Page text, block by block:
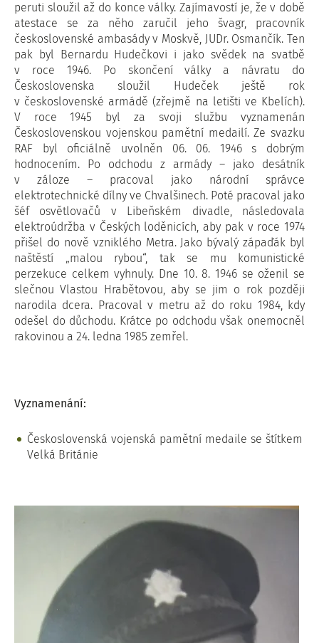
peruti sloužil až do konce války. Zajímavostí je, že v době
atestace se za něho zaručil jeho švagr, pracovník
československé ambasády v Moskvě, JUDr. Osmančík. Ten
pak byl Bernardu Hudečkovi i jako svědek na svatbě
v roce 1946. Po skončení války a návratu do
Československa sloužil Hudeček ještě rok
v československé armádě (zřejmě na letišti ve Kbelích).
V roce 1945 byl za svoji službu vyznamenán
Československou vojenskou pamětní medailí. Ze svazku
RAF byl oficiálně uvolněn 06. 06. 1946 s dobrým
hodnocením. Po odchodu z armády – jako desátník
v záloze – pracoval jako národní správce
elektrotechnické dílny ve Chvalšinech. Poté pracoval jako
šéf osvětlovačů v Libeňském divadle, následovala
elektroúdržba v Českých loděnicích, aby pak v roce 1974
přišel do nově vzniklého Metra. Jako bývalý zápaďák byl
naštěstí „malou rybou“, tak se mu komunistické
perzekuce celkem vyhnuly. Dne 10. 8. 1946 se oženil se
slečnou Vlastou Hrabětovou, aby se jim o rok později
narodila dcera. Pracoval v metru až do roku 1984, kdy
odešel do důchodu. Krátce po odchodu však onemocněl
rakovinou a 24. ledna 1985 zemřel.
Vyznamenání:
Československá vojenská pamětní medaile se štítkem
Velká Británie